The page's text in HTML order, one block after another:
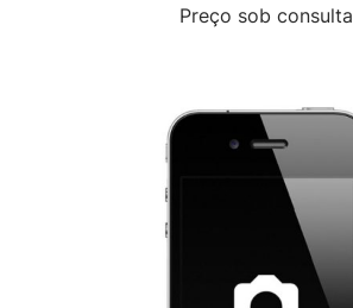
Preço sob consulta